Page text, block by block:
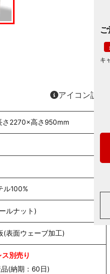
アイコン説明
さ2270×高さ950mm
ル100%
ルナット)
(表面ウェーブ加工)
別売り
(納期：60日)
キ